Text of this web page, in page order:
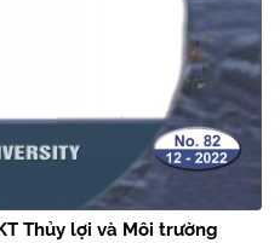
Thủy lợi và Môi trường